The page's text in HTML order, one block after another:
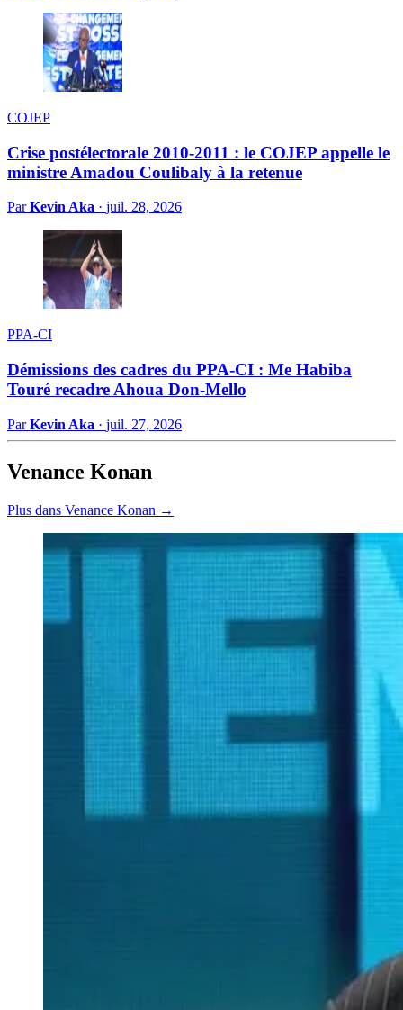
COJEP
Crise postélectorale 2010-2011 : le COJEP appelle le
ministre Amadou Coulibaly à la retenue
ParKevin Aka · juil. 28, 2026
PPA-CI
Démissions des cadres du PPA-CI : Me Habiba
Touré recadre Ahoua Don-Mello
ParKevin Aka · juil. 27, 2026
Venance Konan
Plus dans Venance Konan →